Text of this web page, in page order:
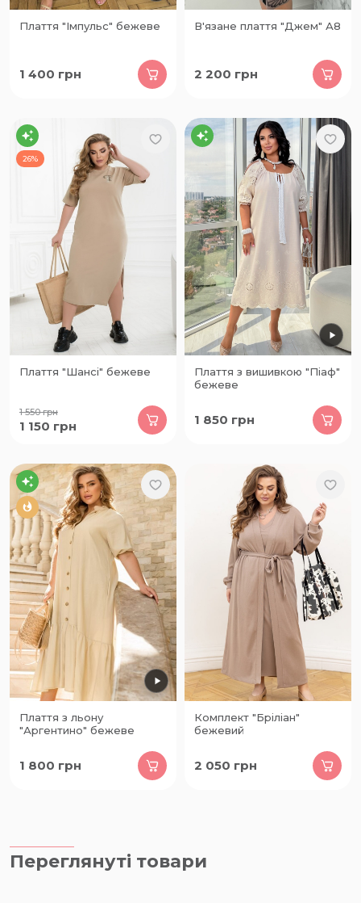
Плаття "Імпульс" бежеве
1 400 грн
В'язане плаття "Джем" А8
2 200 грн
26%
Плаття "Шансі" бежеве
1 550грн
1 150 грн
Плаття з вишивкою "Піаф"
бежеве
1 850 грн
Плаття з льону
"Аргентино" бежеве
1 800 грн
Комплект "Бріліан"
бежевий
2 050 грн
Переглянуті товари